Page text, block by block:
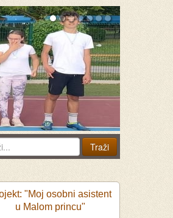
"Moj osobni asistent
u Malom princu"